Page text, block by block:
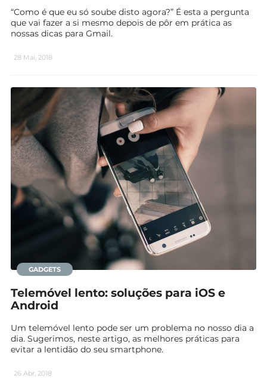
“Como é que eu só soube disto agora?” É esta a pergunta
que vai fazer a si mesmo depois de pôr em prática as
nossas dicas para Gmail.
28 Mai, 2018
GADGETS
Telemóvel lento: soluções para iOS e
Android
Um telemóvel lento pode ser um problema no nosso dia a
dia. Sugerimos, neste artigo, as melhores práticas para
evitar a lentidão do seu smartphone.
26 Abr, 2018